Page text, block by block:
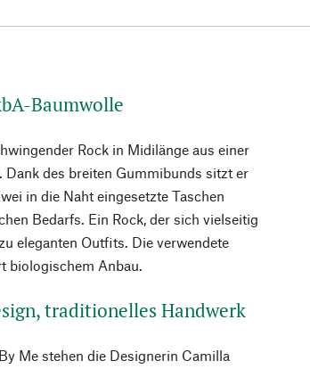
Baumwolle
Rock in Midilänge aus einer
des breiten Gummibunds sitzt er
in die Naht eingesetzte Taschen
Bedarfs. Ein Rock, der sich vielseitig
eleganten Outfits. Die verwendete
biologischem Anbau.
traditionelles Handwerk
Me stehen die Designerin Camilla